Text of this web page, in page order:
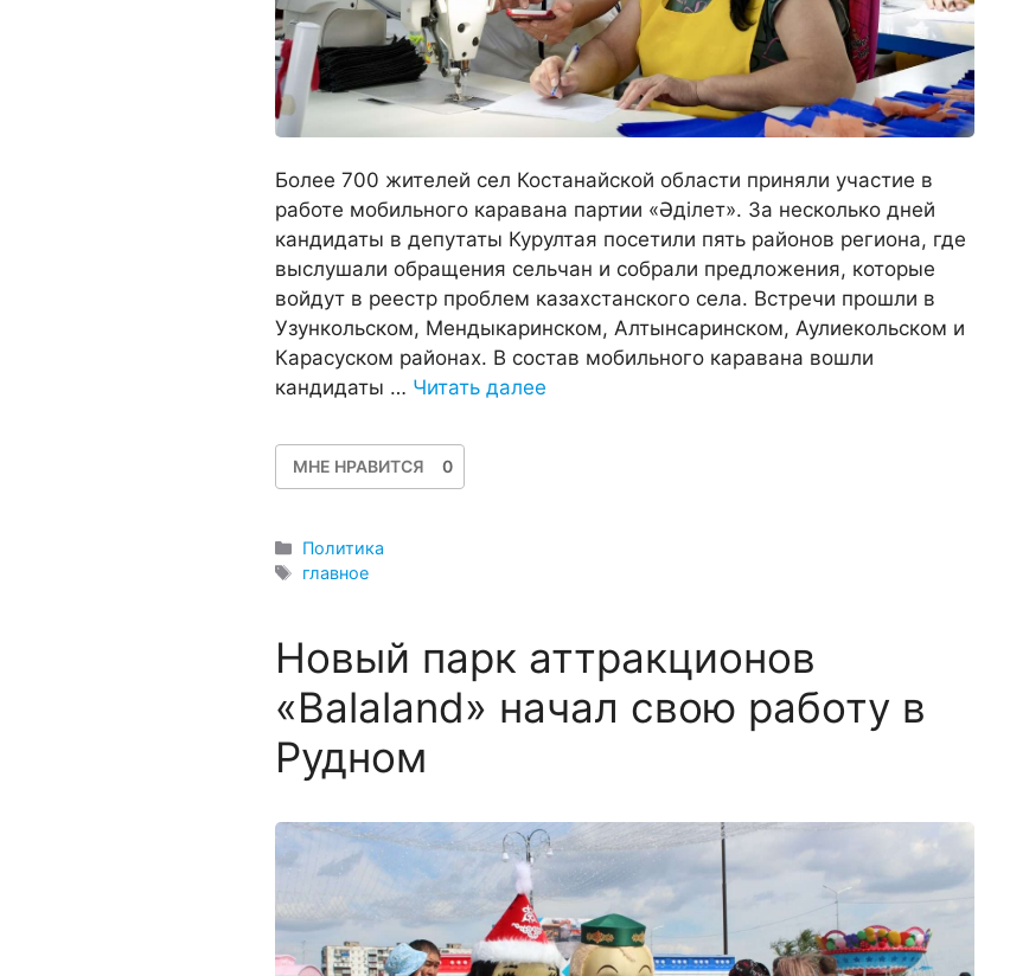
Более 700 жителей сел Костанайской области приняли участие в
работе мобильного каравана партии «Әділет». За несколько дней
кандидаты в депутаты Курултая посетили пять районов региона, где
выслушали обращения сельчан и собрали предложения, которые
войдут в реестр проблем казахстанского села. Встречи прошли в
Узункольском, Мендыкаринском, Алтынсаринском, Аулиекольском и
Карасуском районах. В состав мобильного каравана вошли
кандидаты … Читать далее
МНЕ НРАВИТСЯ 0
Рубрики
Политика
Метки
главное
Новый парк аттракционов
«Balaland» начал свою работу в
Рудном